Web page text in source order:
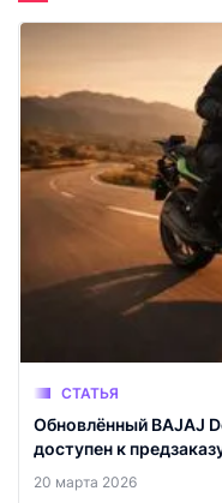
СТАТЬЯ
Обновлённый BAJAJ
доступен к
20 марта 2026